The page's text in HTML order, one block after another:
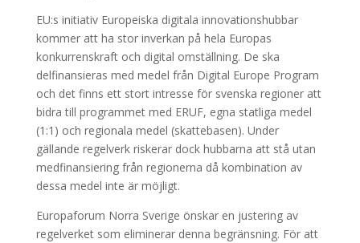
EU:s initiativ Europeiska digitala innovationshubbar
kommer att ha stor inverkan på hela Europas
konkurrenskraft och digital omställning. De ska
delfinansieras med medel från Digital Europe Program
och det finns ett stort intresse för svenska regioner att
bidra till programmet med ERUF, egna statliga medel
(1:1) och regionala medel (skattebasen). Under
gällande regelverk riskerar dock hubbarna att stå utan
medfinansiering från regionerna då kombination av
dessa medel inte är möjligt.
Europaforum Norra Sverige önskar en justering av
regelverket som eliminerar denna begränsning. För att